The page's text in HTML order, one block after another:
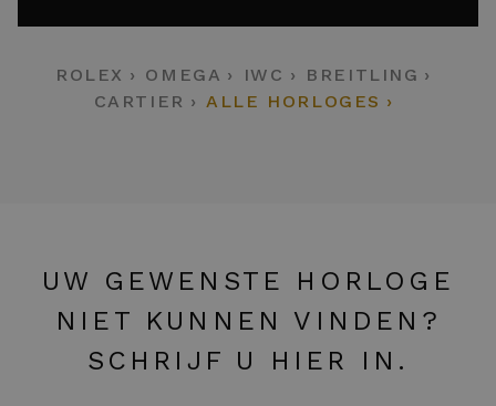
ROLEX OMEGA IWC
BREITLING
CARTIER
ALLE HORLOGES
UW GEWENSTE HORLOGE
NIET KUNNEN VINDEN?
SCHRIJF U HIER IN.